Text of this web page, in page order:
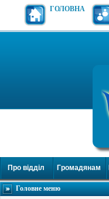
ГОЛОВНА
Про відділ Громадянам
Головне меню